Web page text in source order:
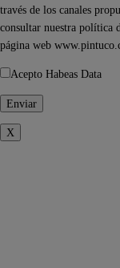
través de los canales
consultar nuestra política
página web
Acepto Habeas Data
X